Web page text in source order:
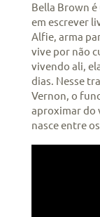
Bella Brown
em escrever
Alfie, arma
vive por não
vivendo ali,
dias. Nesse
Vernon, o
aproximar do
nasce entre